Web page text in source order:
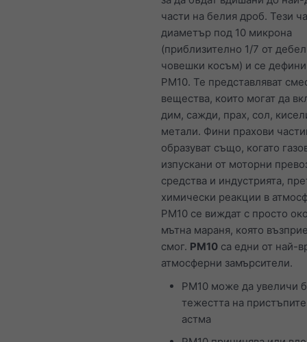
части на белия дроб. Тези
диаметър под 10 микрона
(приблизително 1/7 от
човешки косъм) и се
PM10. Те представляват
вещества, които могат да
дим, сажди, прах, сол,
метали. Фини прахови
образуват също, когато
изпускани от моторни
средства и индустрията,
химически реакции в
PM10 се виждат с просто
мътна мараня, която
смог. PM10 са едни от най-
атмосферни замърсители.
PM10 може да увеличи
тежестта на
астма